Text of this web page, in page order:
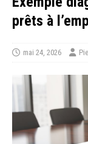
prêts à
mai 24, 2026